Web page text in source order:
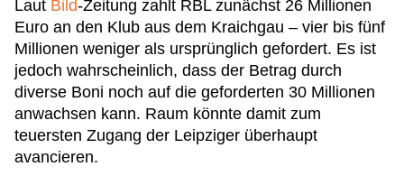
Laut Bild-Zeitung zahlt RBL zunächst 26 Millionen
Euro an den Klub aus dem Kraichgau – vier bis fünf
Millionen weniger als ursprünglich gefordert. Es ist
jedoch wahrscheinlich, dass der Betrag durch
diverse Boni noch auf die geforderten 30 Millionen
anwachsen kann. Raum könnte damit zum
teuersten Zugang der Leipziger überhaupt
avancieren.